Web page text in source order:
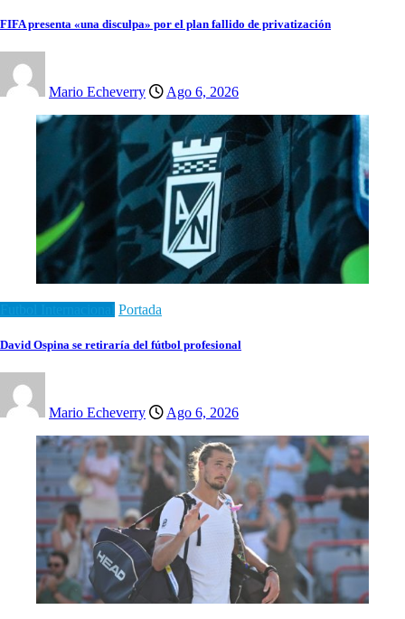
FIFA presenta «una disculpa» por el plan fallido de privatización
Mario Echeverry Ago 6, 2026
Portada
David Ospina se retiraría del fútbol profesional
Mario Echeverry Ago 6, 2026